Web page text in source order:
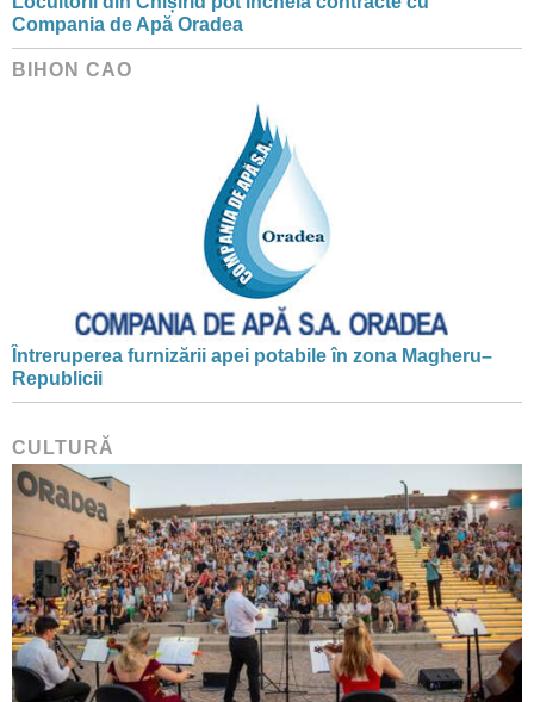
Compania de Apă Oradea
BIHON CAO
Întreruperea furnizării apei potabile în zona Magheru–
Republicii
CULTURĂ